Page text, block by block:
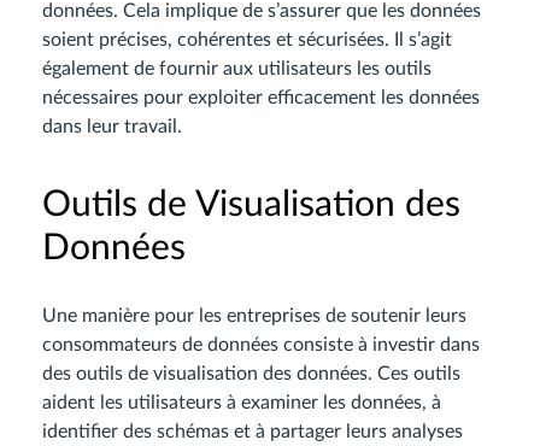
données. Cela implique de s’assurer que les données
soient précises, cohérentes et sécurisées. Il s’agit
également de fournir aux utilisateurs les outils
nécessaires pour exploiter efficacement les données
dans leur travail.
Outils de Visualisation des
Données
Une manière pour les entreprises de soutenir leurs
consommateurs de données consiste à investir dans
des outils de visualisation des données. Ces outils
aident les utilisateurs à examiner les données, à
identifier des schémas et à partager leurs analyses